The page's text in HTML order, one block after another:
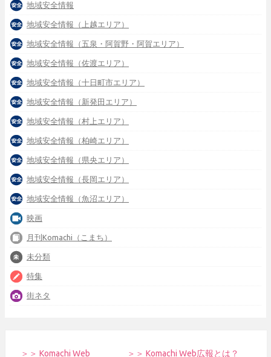
地域安全情報
地域安全情報（上越エリア）
地域安全情報（五泉・阿賀野・阿賀エリア）
地域安全情報（佐渡エリア）
地域安全情報（十日町市エリア）
地域安全情報（新発田エリア）
地域安全情報（村上エリア）
地域安全情報（柏崎エリア）
地域安全情報（県央エリア）
地域安全情報（長岡エリア）
地域安全情報（魚沼エリア）
映画
月刊Komachi（こまち）
未分類
特集
街ネタ
＞＞ Komachi Web ＞＞ Komachi Web広報とは？